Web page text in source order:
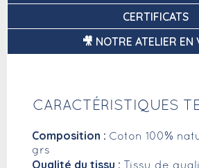
CERTIFICATS
🎥 NOTRE ATELIER EN
CARACTÉRISTIQUES
Composition : Coton 100%
grs
Qualité du tissu :